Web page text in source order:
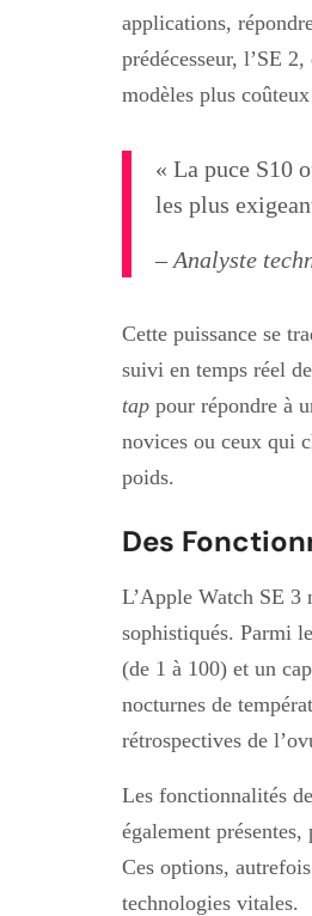
applications,
prédécesseur, l’SE
modèles plus
« La puce S10
les plus
– Analyste
Cette puissance se
suivi en temps réel
tap pour répondre à
novices ou ceux qui
poids.
Des
L’Apple Watch SE 3
sophistiqués. Parmi
(de 1 à 100) et un
nocturnes de
rétrospectives de
Les fonctionnalités
également
Ces options,
technologies vitales.